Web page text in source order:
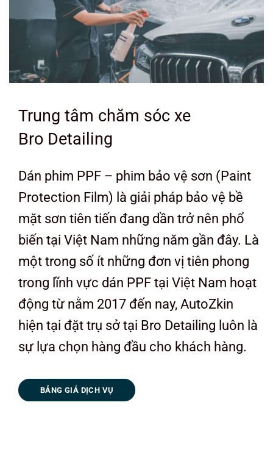
Trung tâm chăm sóc xe
Bro Detailing
Dán phim PPF – phim bảo vệ sơn (Paint
Protection Film) là giải pháp bảo vệ bề
mặt sơn tiên tiến đang dần trở nên phổ
biến tại Việt Nam những năm gần đây. Là
một trong số ít những đơn vị tiên phong
trong lĩnh vực dán PPF tại Việt Nam hoạt
động từ nằm 2017 đến nay, AutoZkin
hiện tại đặt trụ sở tại Bro Detailing luôn là
sự lựa chọn hàng đầu cho khách hàng.
BẢNG GIÁ DỊCH VỤ